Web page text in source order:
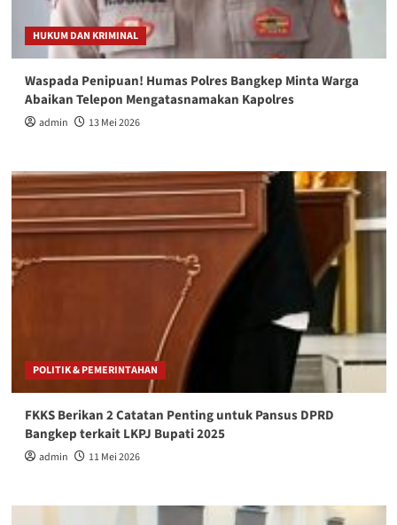
HUKUM DAN KRIMINAL
Waspada Penipuan! Humas Polres Bangkep Minta Warga
Abaikan Telepon Mengatasnamakan Kapolres
admin 13 Mei 2026
POLITIK & PEMERINTAHAN
FKKS Berikan 2 Catatan Penting untuk Pansus DPRD
Bangkep terkait LKPJ Bupati 2025
admin 11 Mei 2026